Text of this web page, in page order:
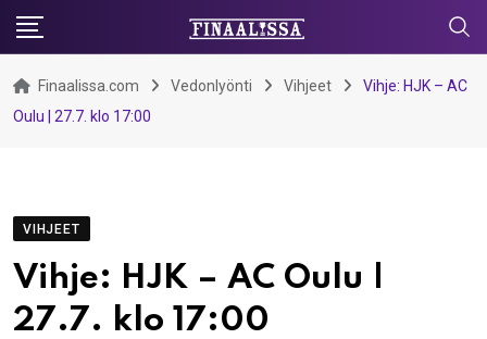
Skip
content
Finaalissa.com Vedonlyönti Vihjeet
Vihje: HJK – AC
Oulu | 27.7. klo 17:00
VIHJEET
Vihje: HJK – AC Oulu |
27.7. klo 17:00